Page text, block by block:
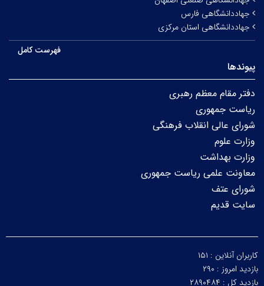
جهاددانشگاهی فارس
جهاددانشگاهی استان مرکزی
فهرست کامل
پیوندها
دفتر مقام معظم رهبری
ریاست جمهوری
شورای عالی انقلاب فرهنگی
وزارت علوم
وزارت بهداشت
معاونت علمی ریاست جمهوری
شورای عتف
سایت قدیم
کاربران آنلاین : ۱۵۱
بازدید امروز : ۲۹۰
بازدید کل : ۲۸۹۰۴۸۴